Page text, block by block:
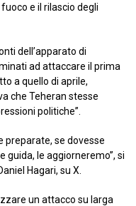
e il rilascio degli
dell’apparato di
ad attaccare il prima
a quello di aprile,
che Teheran stesse
politiche”.
preparate, se dovesse
guida, le aggiorneremo”, si
Hagari, su X.
un attacco su larga